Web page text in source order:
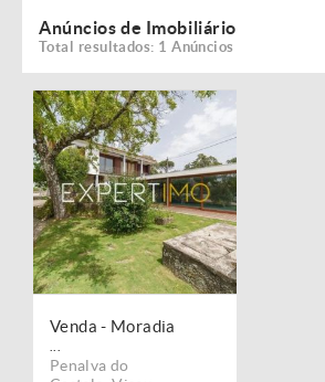
Anúncios de Imobiliário
Total resultados: 1 Anúncios
Venda - Moradia
Penalva do